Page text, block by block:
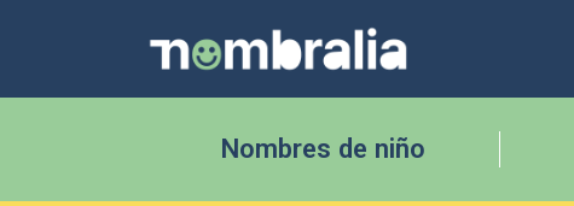
Nombres de niño